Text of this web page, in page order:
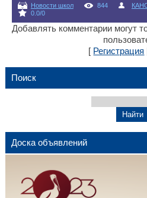
Новости школ 844
0.0/0
Добавлять комментарии могут
[ Регистрация
Поиск
Доска объявлений